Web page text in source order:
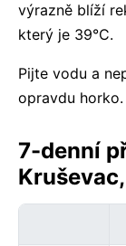
výrazně blíží
který je 39°C.
Pijte vodu a
opravdu horko.
7-denní